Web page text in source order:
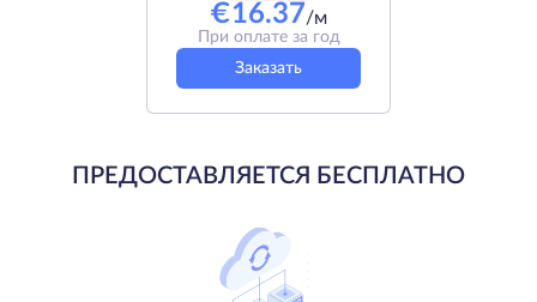
€16.37/м
При оплате за год
Заказать
ПРЕДОСТАВЛЯЕТСЯ БЕСПЛАТНО